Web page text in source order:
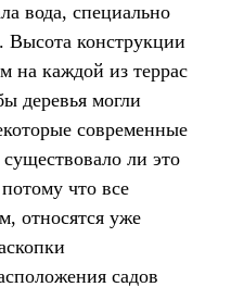
вода, специально
Высота конструкции
на каждой из террас
деревья могли
современные
ли это
что все
относятся уже
садов